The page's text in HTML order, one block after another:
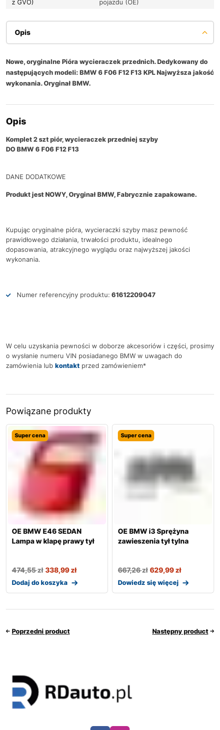
z GVO) pojazdu (OE)
Opis
Nowe, oryginalne Pióra wycieraczek przednich. Dedykowany do
następujących modeli: BMW 6 F06 F12 F13 KPL Najwyższa jakość
wykonania. Oryginał BMW.
Opis
Komplet 2 szt piór, wycieraczek przedniej szyby
DO BMW 6 F06 F12 F13
DANE DODATKOWE
Produkt jest NOWY, Oryginał BMW, Fabrycznie zapakowane.
Kupując oryginalne pióra, wycieraczki szyby masz pewność
prawidłowego działania, trwałości produktu, idealnego
dopasowania, atrakcyjnego wyglądu oraz najwyższej jakości
wykonania.
Numer referencyjny produktu: 61612209047
W celu uzyskania pewności w doborze akcesoriów i części, prosimy
o wysłanie numeru VIN posiadanego BMW w uwagach do
zamówienia lub kontakt przed zamówieniem*
Powiązane produkty
Super cena
OE BMW E46 SEDAN
Lampa w klapę prawy tył
474,55zł 338,99zł
Dodaj do koszyka
Super cena
OE BMW i3 Sprężyna
zawieszenia tył tylna
667,26zł 629,99zł
Dowiedz się więcej
Poprzedni product Następny product